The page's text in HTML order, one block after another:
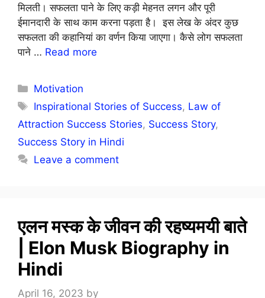
मिलती। सफलता पाने के लिए कड़ी मेहनत लगन और पूरी
ईमानदारी के साथ काम करना पड़ता है। इस लेख के अंदर कुछ
सफलता की कहानियां का वर्णन किया जाएगा। कैसे लोग सफलता
पाने … Read more
Categories
Motivation
Tags
Inspirational Stories of Success, Law of
Attraction Success Stories, Success Story,
Success Story in Hindi
Leave a comment
एलन मस्क के जीवन की रहष्यमयी बाते
| Elon Musk Biography in
Hindi
April 16, 2023 by